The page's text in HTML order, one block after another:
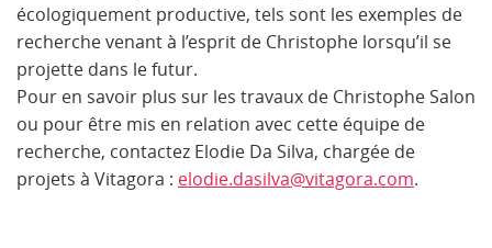
écologiquement productive, tels sont les exemples de
recherche venant à l’esprit de Christophe lorsqu’il se
projette dans le futur.
Pour en savoir plus sur les travaux de Christophe Salon
ou pour être mis en relation avec cette équipe de
recherche, contactez Elodie Da Silva, chargée de
projets à Vitagora : elodie.dasilva@vitagora.com.